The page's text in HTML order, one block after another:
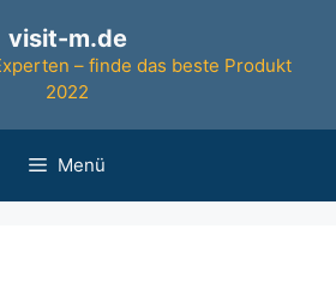
visit-m.de
– finde das beste Produkt
2022
Menü